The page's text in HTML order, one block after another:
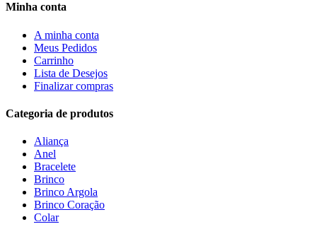
Minha conta
A minha conta
Meus Pedidos
Carrinho
Lista de Desejos
Finalizar compras
Categoria de produtos
Aliança
Anel
Bracelete
Brinco
Brinco Argola
Brinco Coração
Colar